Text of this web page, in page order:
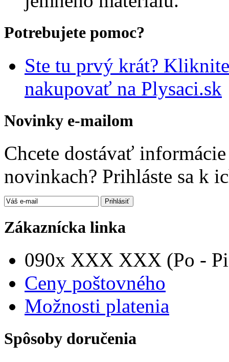
Potrebujete pomoc?
Ste tu prvý krát?
nakupovať na Plysaci.sk
Novinky e-mailom
Chcete dostávať
novinkach? Prihláste sa k
Zákaznícka linka
090x XXX XXX (Po -
Ceny poštovného
Možnosti platenia
Spôsoby doručenia